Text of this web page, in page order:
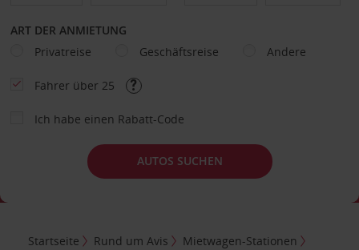
ART DER ANMIETUNG
Privatreise
Geschäftsreise Andere
Fahrer über 25
Ich habe einen Rabatt-Code
AUTOS SUCHEN
Startseite Rund um Avis
Mietwagen-Stationen